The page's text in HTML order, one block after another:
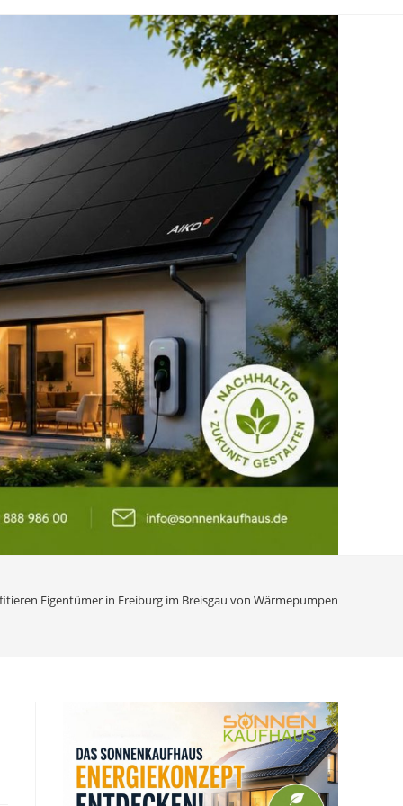
Eigentümer in Freiburg im Breisgau von Wärmepumpen